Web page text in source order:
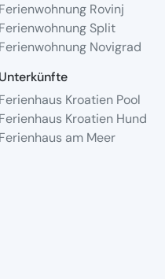
Ferienwohnung Rovinj
Ferienwohnung Split
Ferienwohnung Novigrad
Unterkünfte
Ferienhaus Kroatien Pool
Ferienhaus Kroatien Hund
Ferienhaus am Meer